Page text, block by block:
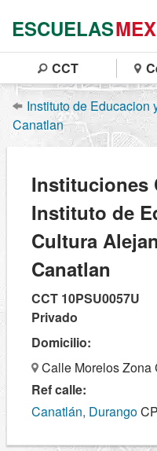
ESCUELASMEX
CCT
Instituto de
Canatlan
Instituciones
Instituto de
Cultura
Canatlan
CCT 10PSU0057U
Privado
Domicilio:
Calle Morelos Zona
Ref calle:
Canatlán, Durango